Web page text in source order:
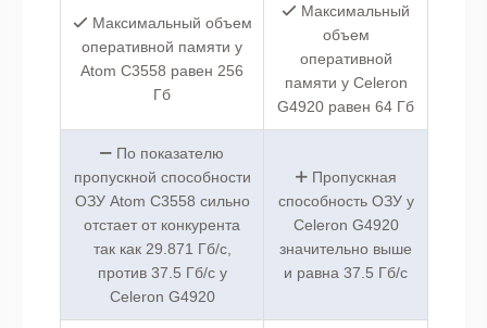
Максимальный объем
оперативной памяти у
Atom C3558 равен 256
Гб
Максимальный
объем
оперативной
памяти у Celeron
G4920 равен 64 Гб
По показателю
пропускной способности
ОЗУ Atom C3558 сильно
отстает от конкурента
так как 29.871 Гб/с,
против 37.5 Гб/с у
Celeron G4920
Пропускная
способность ОЗУ у
Celeron G4920
значительно выше
и равна 37.5 Гб/с